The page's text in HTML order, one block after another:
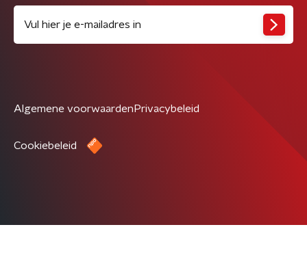
Algemene voorwaarden Privacybeleid
Cookiebeleid